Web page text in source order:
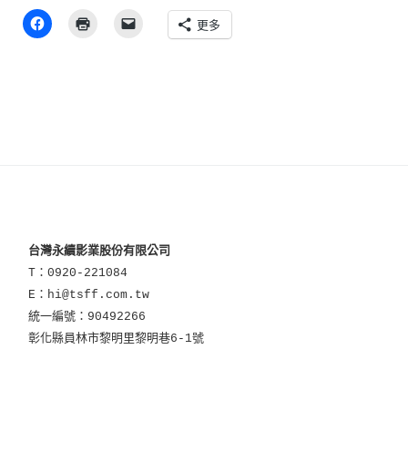
更多
台灣永續影業股份有限公司
T：0920-221084
E：hi@tsff.com.tw
統一編號：90492266
彰化縣員林市黎明里黎明巷6-1號